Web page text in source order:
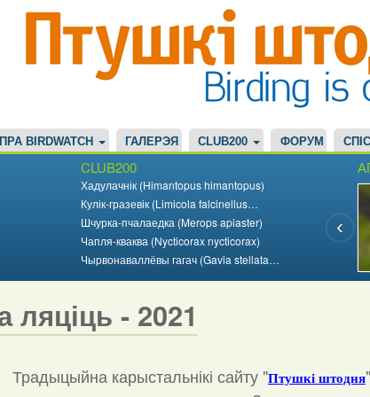
ПРА BIRDWATCH ГАЛЕРЭЯ CLUB200 ФОРУМ
CLUB200
Хадулачнік (Himantopus himantopus)
Кулік-гразевік (Limicola falcinellus…
Шчурка-пчалаедка (Merops apiaster)
Чапля-кваква (Nycticorax nycticorax)
Чырвонаваллёвы гагач (Gavia stellata…
ляціць - 2021
Традыцыйна карыстальнікі сайту "Птушкі штодня"